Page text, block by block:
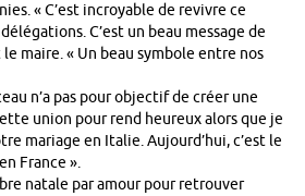
« C’est incroyable de revivre ce
C’est un beau message de
le maire. « Un beau symbole entre nos
n’a pas pour objectif de créer une
union pour rend heureux alors que je
mariage en Italie. Aujourd’hui, c’est le
France ».
natale par amour pour retrouver